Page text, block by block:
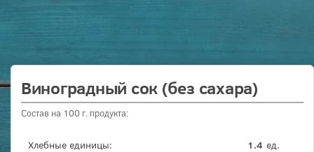
Виноградный сок (без сахара)
Состав на 100 г. продукта:
Хлебные единицы: ед.
1.4